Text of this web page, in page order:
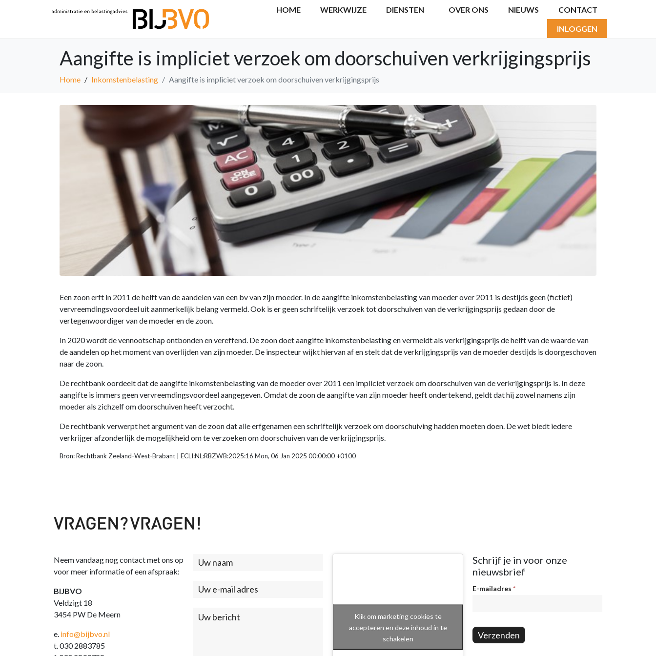
HOME WERKWIJZE DIENSTEN OVER ONS NIEUWS CONTACT
INLOGGEN
Aangifte is impliciet verzoek om doorschuiven verkrijgingsprijs
Home Inkomstenbelasting Aangifte is impliciet verzoek om doorschuiven verkrijgingsprijs
Een zoon erft in 2011 de helft van de aandelen van een bv van zijn moeder. In de aangifte inkomstenbelasting van moeder over 2011 is destijds geen (fictief)
vervreemdingsvoordeel uit aanmerkelijk belang vermeld. Ook is er geen schriftelijk verzoek tot doorschuiven van de verkrijgingsprijs gedaan door de
vertegenwoordiger van de moeder en de zoon.
In 2020 wordt de vennootschap ontbonden en vereffend. De zoon doet aangifte inkomstenbelasting en vermeldt als verkrijgingsprijs de helft van de waarde van
de aandelen op het moment van overlijden van zijn moeder. De inspecteur wijkt hiervan af en stelt dat de verkrijgingsprijs van de moeder destijds is doorgeschoven
naar de zoon.
De rechtbank oordeelt dat de aangifte inkomstenbelasting van de moeder over 2011 een impliciet verzoek om doorschuiven van de verkrijgingsprijs is. In deze
aangifte is immers geen vervreemdingsvoordeel aangegeven. Omdat de zoon de aangifte van zijn moeder heeft ondertekend, geldt dat hij zowel namens zijn
moeder als zichzelf om doorschuiven heeft verzocht.
De rechtbank verwerpt het argument van de zoon dat alle erfgenamen een schriftelijk verzoek om doorschuiving hadden moeten doen. De wet biedt iedere
verkrijger afzonderlijk de mogelijkheid om te verzoeken om doorschuiven van de verkrijgingsprijs.
Bron: Rechtbank Zeeland-West-Brabant | ECLI:NL:RBZWB:2025:16 Mon, 06 Jan 2025 00:00:00 +0100
Neem vandaag nog contact met ons op
voor meer informatie of een afspraak:
BIJBVO
Veldzigt 18
3454 PW De Meern
e. info@bijbvo.nl
t. 030 2883785
Contact
Klik om marketing cookies te
accepteren en deze inhoud in te
schakelen
Schrijf je in voor onze
nieuwsbrief
Nieuwsbrief
E-mailadres *
Verzenden